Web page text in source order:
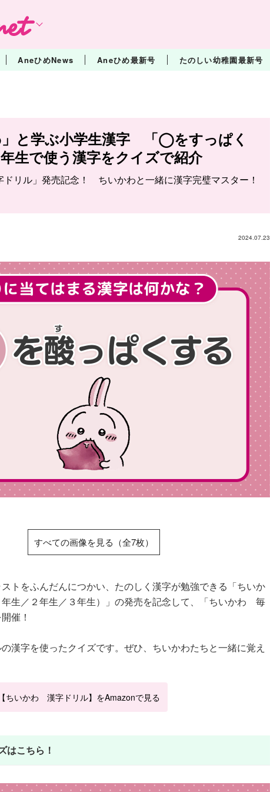
AneひめNews Aneひめ最新号 たのしい幼稚園最新号
」と学ぶ小学生漢字 「◯をすっぱく
生で使う漢字をクイズで紹介
リル」発売記念！ ちいかわと一緒に漢字完璧マスター！
2024.07.23
すべての画像を見る（全7枚）
ストをふんだんにつかい、たのしく漢字が勉強できる「ちいか
生／２年生／３年生）」の発売を記念して、「ちいかわ 毎
催！
漢字を使ったクイズです。ぜひ、ちいかわたちと一緒に覚え
【ちいかわ 漢字ドリル】をAmazonで見る
はこちら！